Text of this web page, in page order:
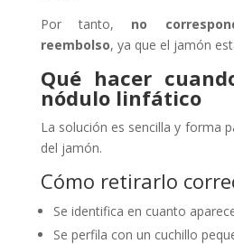
Por tanto, no
reembolso, ya que el jamón
Qué hacer
nódulo linfático
La solución es sencilla y forma
del jamón.
Cómo retirarlo
Se identifica en cuanto
Se perfila con un cuchillo